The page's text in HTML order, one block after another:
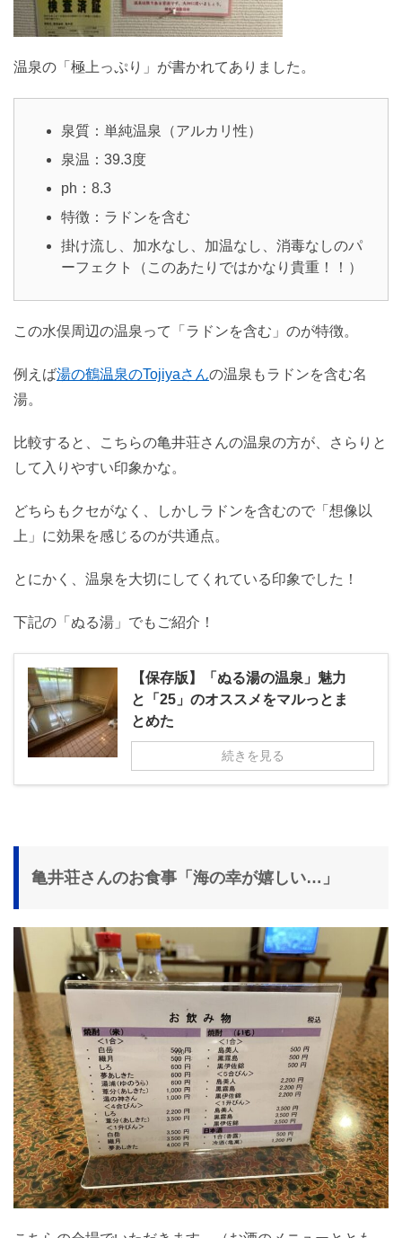
温泉の「極上っぷり」が書かれてありました。
泉質：単純温泉（アルカリ性）
泉温：39.3度
ph：8.3
特徴：ラドンを含む
掛け流し、加水なし、加温なし、消毒なしのパ
ーフェクト（このあたりではかなり貴重！！）
この水俣周辺の温泉って「ラドンを含む」のが特徴。
例えば湯の鶴温泉のTojiyaさんの温泉もラドンを含む名
湯。
比較すると、こちらの亀井荘さんの温泉の方が、さらりと
して入りやすい印象かな。
どちらもクセがなく、しかしラドンを含むので「想像以
上」に効果を感じるのが共通点。
とにかく、温泉を大切にしてくれている印象でした！
下記の「ぬる湯」でもご紹介！
【保存版】「ぬる湯の温泉」魅力
と「25」のオススメをマルっとま
とめた
続きを見る
亀井荘さんのお食事「海の幸が嬉しい…」